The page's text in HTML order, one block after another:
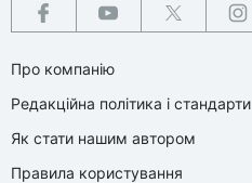
Про компанію
Редакційна політика і стандарти
Як стати нашим автором
Правила користування